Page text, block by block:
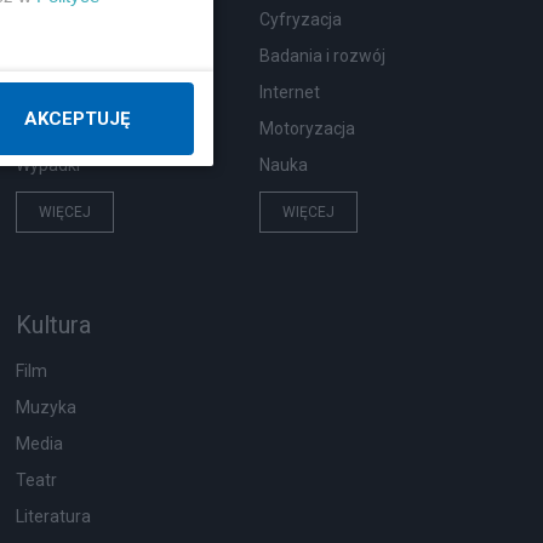
Ekologia
Wypadki
WIĘCEJ
Cyfryzacja
Badania i rozwój
Internet
Motoryzacja
Nauka
WIĘCEJ
Kultura
Film
Muzyka
Media
Teatr
Literatura
AKCEPTUJĘ